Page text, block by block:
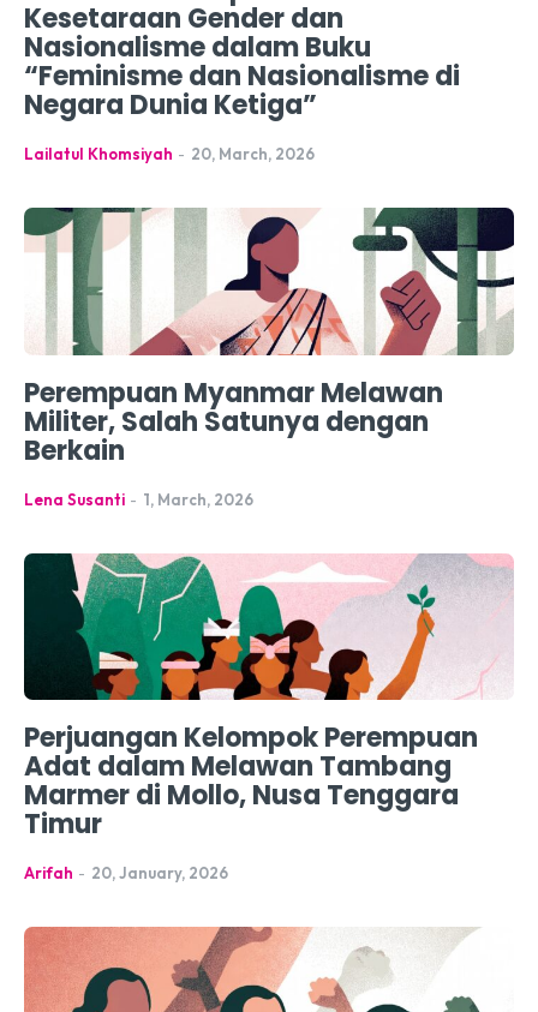
Kesetaraan Gender dan
Nasionalisme dalam Buku
“Feminisme dan Nasionalisme di
Negara Dunia Ketiga”
Lailatul Khomsiyah - 20, March, 2026
Perempuan Myanmar Melawan
Militer, Salah Satunya dengan
Berkain
Lena Susanti - 1, March, 2026
Perjuangan Kelompok Perempuan
Adat dalam Melawan Tambang
Marmer di Mollo, Nusa Tenggara
Timur
Arifah - 20, January, 2026